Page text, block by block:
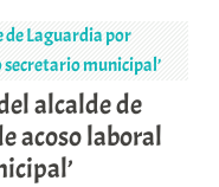
alcalde de
acoso laboral